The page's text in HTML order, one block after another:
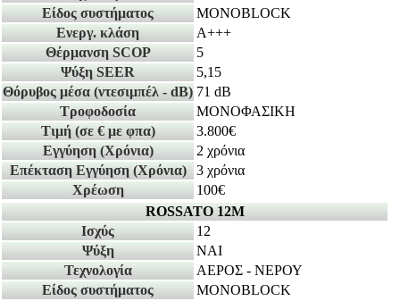
Είδος συστήματος
MONOBLOCK
Ενεργ. κλάση
A+++
Θέρμανση SCOP
5
Ψύξη SEER
5,15
Θόρυβος μέσα (ντεσιμπέλ - dB) 71 dB
Τροφοδοσία
ΜΟΝΟΦΑΣΙΚΗ
Τιμή (σε € με φπα)
3.800€
Εγγύηση (Χρόνια)
2 χρόνια
Επέκταση Εγγύηση (Χρόνια)
3 χρόνια
Χρέωση
100€
ROSSATO 12Μ
Ισχύς
12
Ψύξη
ΝΑΙ
Τεχνολογία
ΑΕΡΟΣ - ΝΕΡΟΥ
Είδος συστήματος
MONOBLOCK